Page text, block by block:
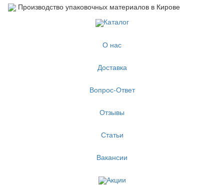
Производство упаковочных материалов в Кирове
Каталог
О нас
Доставка
Вопрос-Ответ
Отзывы
Статьи
Вакансии
Акции